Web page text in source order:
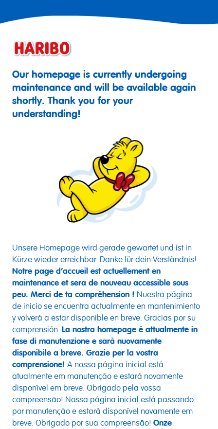
Our homepage is currently undergoing
maintenance and will be available again
shortly. Thank you for your
understanding!
Unsere Homepage wird gerade gewartet und ist in
Kürze wieder erreichbar. Danke für dein Verständnis!
Notre page d’accueil est actuellement en
maintenance et sera de nouveau accessible sous
peu. Merci de ta compréhension ! Nuestra página
de inicio se encuentra actualmente en mantenimiento
y volverá a estar disponible en breve. Gracias por su
comprensión. La nostra homepage è attualmente in
fase di manutenzione e sarà nuovamente
disponibile a breve. Grazie per la vostra
comprensione! A nossa página inicial está
atualmente em manutenção e estará novamente
disponível em breve. Obrigado pela vossa
compreensão! Nossa página inicial está passando
por manutenção e estará disponível novamente em
breve. Obrigado por sua compreensão! Onze